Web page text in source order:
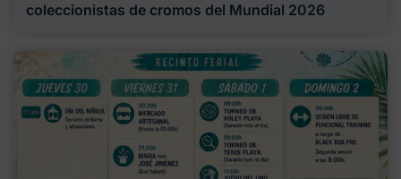
coleccionistas de cromos del Mundial 2026